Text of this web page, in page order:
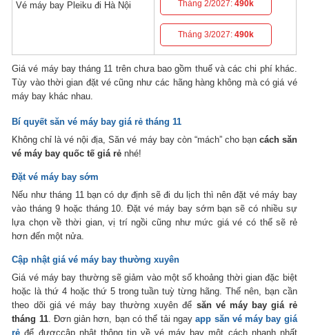
Vé máy bay Pleiku đi Hà Nội Tháng 2/2027:490k
Tháng 3/2027:490k
Giá vé máy bay tháng 11 trên chưa bao gồm thuế và các chi phí khác.
Tùy vào thời gian đặt vé cũng như các hãng hàng không mà có giá vé
máy bay khác nhau.
Bí quyết săn vé máy bay giá rẻ tháng 11
Không chỉ là vé nội địa, Săn vé máy bay còn “mách” cho bạn cách săn
vé máy bay quốc tế giá rẻ nhé!
Đặt vé máy bay sớm
Nếu như tháng 11 bạn có dự định sẽ đi du lịch thì nên đặt vé máy bay
vào tháng 9 hoặc tháng 10. Đặt vé máy bay sớm bạn sẽ có nhiều sự
lựa chọn về thời gian, vị trí ngồi cũng như mức giá vé có thể sẽ rẻ
hơn đến một nửa.
Cập nhật giá vé máy bay thường xuyên
Giá vé máy bay thường sẽ giảm vào một số khoảng thời gian đặc biệt
hoặc là thứ 4 hoặc thứ 5 trong tuần tuỳ từng hãng. Thế nên, bạn cần
theo dõi giá vé máy bay thường xuyên để săn vé máy bay giá rẻ
tháng 11. Đơn giản hơn, bạn có thể tải ngayapp săn vé máy bay giá
rẻ để đượccập nhật thông tin về vé máy bay một cách nhanh nhất